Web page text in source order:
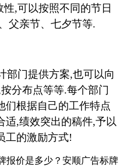
,可以按照不同的节日
父亲节、七夕节等.
门提供方案,也可以向
分布点等等.每个部门
们根据自己的工作特点
适,绩效突出的稿件,予以
工的激励方式!
报价是多少？安顺广告标牌